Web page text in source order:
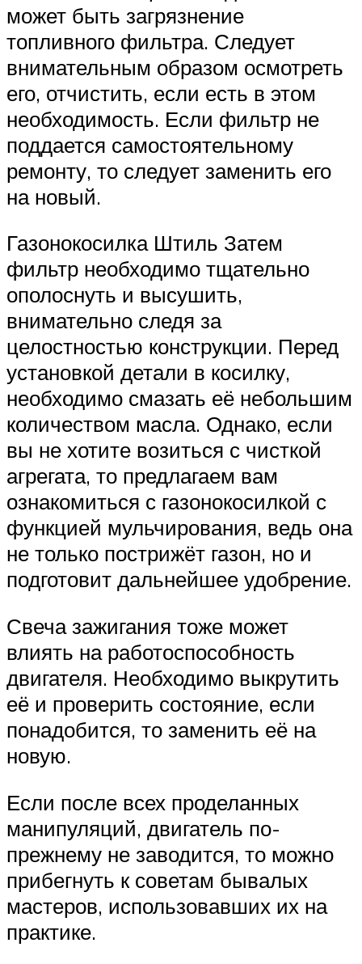
может быть загрязнение
топливного фильтра. Следует
внимательным образом осмотреть
его, отчистить, если есть в этом
необходимость. Если фильтр не
поддается самостоятельному
ремонту, то следует заменить его
на новый.
Газонокосилка Штиль Затем
фильтр необходимо тщательно
ополоснуть и высушить,
внимательно следя за
целостностью конструкции. Перед
установкой детали в косилку,
необходимо смазать её небольшим
количеством масла. Однако, если
вы не хотите возиться с чисткой
агрегата, то предлагаем вам
ознакомиться с газонокосилкой с
функцией мульчирования, ведь она
не только пострижёт газон, но и
подготовит дальнейшее удобрение.
Свеча зажигания тоже может
влиять на работоспособность
двигателя. Необходимо выкрутить
её и проверить состояние, если
понадобится, то заменить её на
новую.
Если после всех проделанных
манипуляций, двигатель по-
прежнему не заводится, то можно
прибегнуть к советам бывалых
мастеров, использовавших их на
практике.